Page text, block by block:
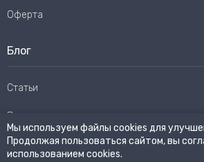
Оферта
Блог
Статьи
Пользовательское соглашение
Карта сайта
Мы используем файлы cookies для
Продолжая пользоваться сайтом, вы
использованием cookies.